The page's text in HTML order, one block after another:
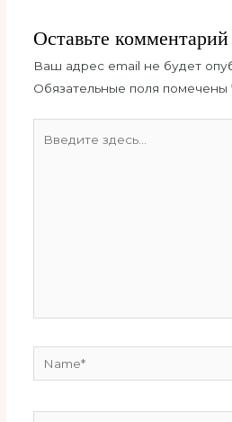
Оставьте комментарий
Ваш адрес email не будет
Обязательные поля помечены